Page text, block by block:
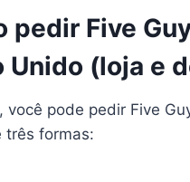
pedir Five
Unido (loja e
você pode pedir Five
três formas: